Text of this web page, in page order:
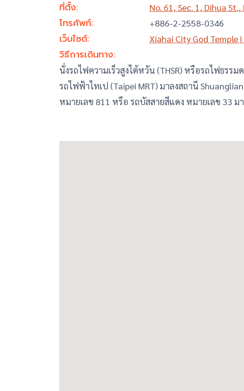
ที่ตั้ง: No. 61, Sec. 1, Dihua
โทรศัพท์: +886-2-2558-0346
เว็บไซต์: Xiahai City God Temple
วิธีการเดินทาง:
นั่งรถไฟความเร็วสูงไต้หวัน (THSR) หรือรถไฟธรร
รถไฟฟ้าไทเป (Taipei MRT) มาลงสถานี
หมายเลข 811 หรือ รถบัสสายสีแดง หมายเลข 33 ม